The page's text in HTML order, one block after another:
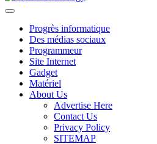
Progrès informatique
Des médias sociaux
Programmeur
Site Internet
Gadget
Matériel
About Us
Advertise Here
Contact Us
Privacy Policy
SITEMAP